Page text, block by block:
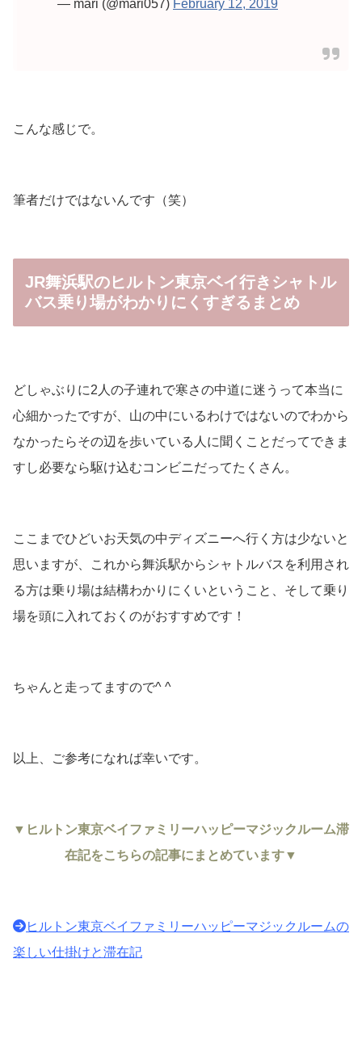
— mari (@mari057) February 12, 2019
こんな感じで。
筆者だけではないんです（笑）
JR舞浜駅のヒルトン東京ベイ行きシャトル
バス乗り場がわかりにくすぎるまとめ
どしゃぶりに2人の子連れで寒さの中道に迷うって本当に
心細かったですが、山の中にいるわけではないのでわから
なかったらその辺を歩いている人に聞くことだってできま
すし必要なら駆け込むコンビニだってたくさん。
ここまでひどいお天気の中ディズニーへ行く方は少ないと
思いますが、これから舞浜駅からシャトルバスを利用され
る方は乗り場は結構わかりにくいということ、そして乗り
場を頭に入れておくのがおすすめです！
ちゃんと走ってますので^ ^
以上、ご参考になれば幸いです。
▼ヒルトン東京ベイファミリーハッピーマジックルーム滞
在記をこちらの記事にまとめています▼
ヒルトン東京ベイファミリーハッピーマジックルームの
楽しい仕掛けと滞在記